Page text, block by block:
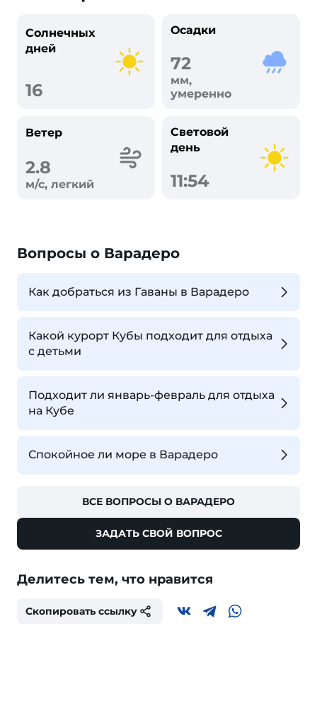
Солнечных
дней
16
Осадки
72
мм,
умеренно
Ветер
2.8
м/с, легкий
Световой
день
11:54
Вопросы о Варадеро
Как добраться из Гаваны в Варадеро
Какой курорт Кубы подходит для отдыха
с детьми
Подходит ли январь-февраль для отдыха
на Кубе
Спокойное ли море в Варадеро
ВСЕ ВОПРОСЫ О ВАРАДЕРО
ЗАДАТЬ СВОЙ ВОПРОС
Делитесь тем, что нравится
Скопировать ссылку